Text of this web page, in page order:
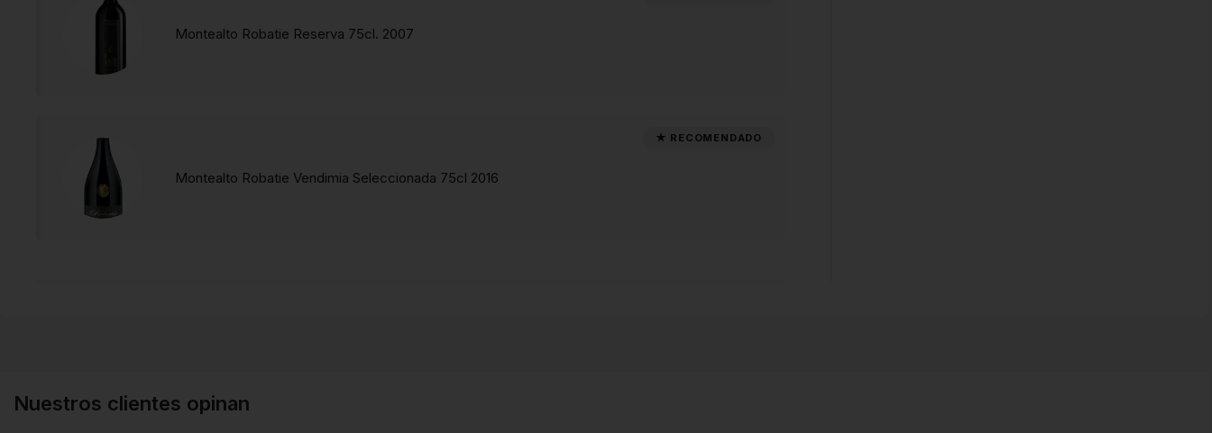
Montealto Robatie Reserva 75cl. 2007
Montealto Robatie Vendimia Seleccionada 75cl 2016
Nuestros clientes opinan